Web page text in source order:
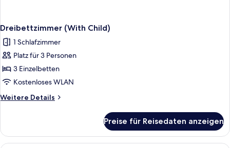
Dreibettzimmer (With Child)
1 Schlafzimmer
Platz für 3 Personen
3 Einzelbetten
Kostenloses WLAN
Weitere Details
Weitere
(With
Child)
Preise für Reisedaten anzeigen